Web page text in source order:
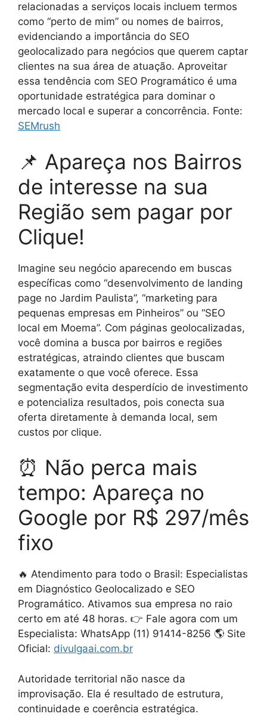
relacionadas a serviços locais incluem termos
como “perto de mim” ou nomes de bairros,
evidenciando a importância do SEO
geolocalizado para negócios que querem captar
clientes na sua área de atuação. Aproveitar
essa tendência com SEO Programático é uma
oportunidade estratégica para dominar o
mercado local e superar a concorrência. Fonte:
SEMrush
📌 Apareça nos Bairros
de interesse na sua
Região sem pagar por
Clique!
Imagine seu negócio aparecendo em buscas
específicas como “desenvolvimento de landing
page no Jardim Paulista”, “marketing para
pequenas empresas em Pinheiros” ou “SEO
local em Moema”. Com páginas geolocalizadas,
você domina a busca por bairros e regiões
estratégicas, atraindo clientes que buscam
exatamente o que você oferece. Essa
segmentação evita desperdício de investimento
e potencializa resultados, pois conecta sua
oferta diretamente à demanda local, sem
custos por clique.
⏰ Não perca mais
tempo: Apareça no
Google por R$ 297/mês
fixo
🔥 Atendimento para todo o Brasil: Especialistas
em Diagnóstico Geolocalizado e SEO
Programático. Ativamos sua empresa no raio
certo em até 48 horas. 👉 Fale agora com um
Especialista: WhatsApp (11) 91414-8256 🌎 Site
Oficial: divulgaai.com.br
Autoridade territorial não nasce da
improvisação. Ela é resultado de estrutura,
continuidade e coerência estratégica.